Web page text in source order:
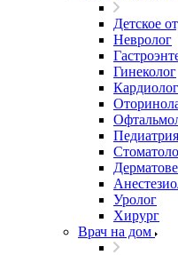
Детское
Невролог
Гинеколог
Кардиолог
Педиатрия
Уролог
Хирург
Врач на дом